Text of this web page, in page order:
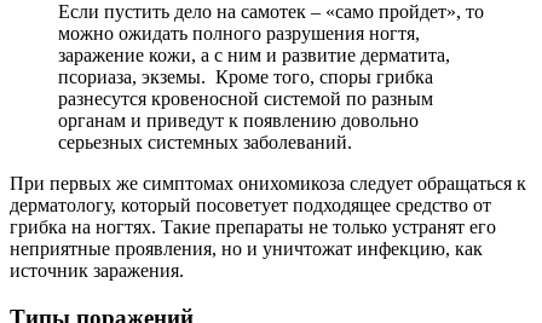
Если пустить дело на самотек – «само пройдет», то
можно ожидать полного разрушения ногтя,
заражение кожи, а с ним и развитие дерматита,
псориаза, экземы. Кроме того, споры грибка
разнесутся кровеносной системой по разным
органам и приведут к появлению довольно
серьезных системных заболеваний.
При первых же симптомах онихомикоза следует обращаться к
дерматологу, который посоветует подходящее средство от
грибка на ногтях. Такие препараты не только устранят его
неприятные проявления, но и уничтожат инфекцию, как
источник заражения.
Типы поражений